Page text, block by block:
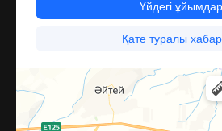
Улица Барибаева, 60 — Яндекс Карты